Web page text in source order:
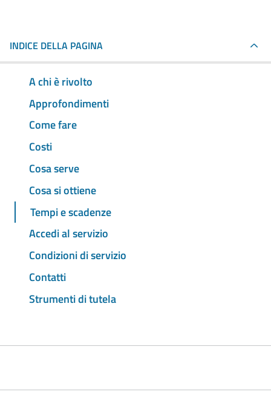
INDICE DELLA PAGINA
A chi è rivolto
Approfondimenti
Come fare
Costi
Cosa serve
Cosa si ottiene
Tempi e scadenze
Accedi al servizio
Condizioni di servizio
Contatti
Strumenti di tutela